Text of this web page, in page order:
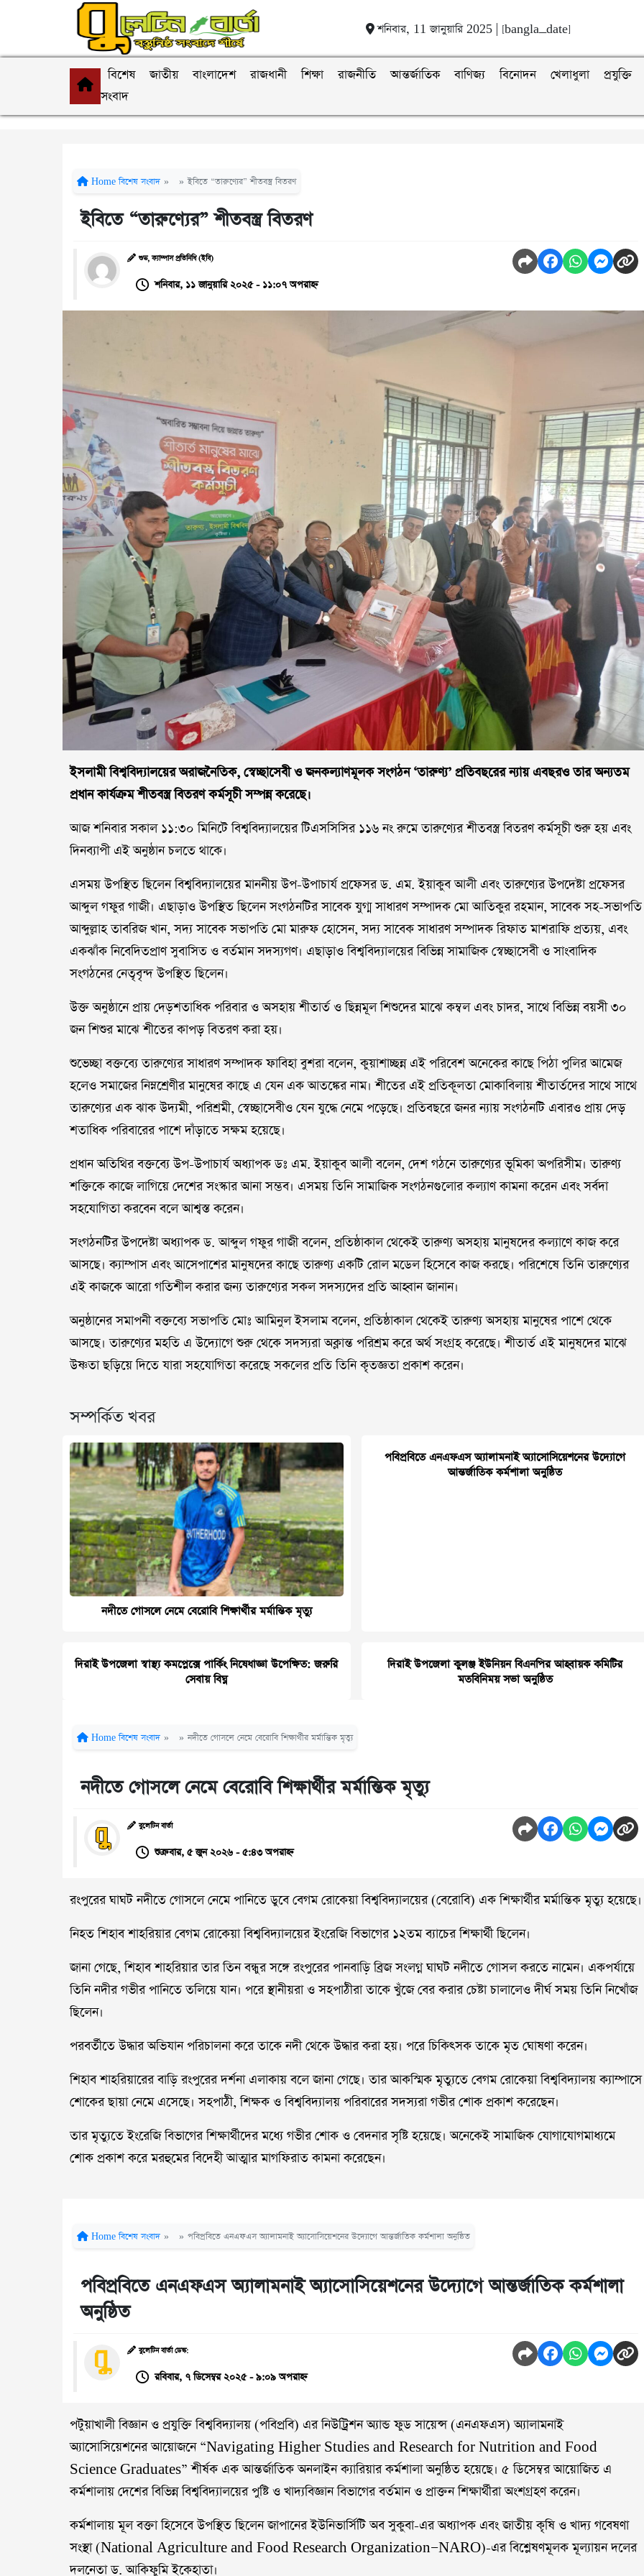
শনিবার, 11 জানুয়ারি 2025 | [bangla_date]
বিশেষ
সংবাদ
জাতীয় বাংলাদেশ রাজধানী শিক্ষা রাজনীতি আন্তর্জাতিক বাণিজ্য বিনোদন খেলাধুলা প্রযুক্তি
Home বিশেষ সংবাদ » » ইবিতে “তারুণ্যের” শীতবস্ত্র বিতরণ
ইবিতে “তারুণ্যের” শীতবস্ত্র বিতরণ
শুভ, ক্যাম্পাস প্রতিনিধি (ইবি)
শনিবার, ১১ জানুয়ারি ২০২৫ - ১১:০৭ অপরাহ্ন
ইসলামী বিশ্ববিদ্যালয়ের অরাজনৈতিক, স্বেচ্ছাসেবী ও জনকল্যাণমূলক সংগঠন ‘তারুণ্য’ প্রতিবছরের ন্যায় এবছরও তার অন্যতম
প্রধান কার্যক্রম শীতবস্ত্র বিতরণ কর্মসূচী সম্পন্ন করেছে।
আজ শনিবার সকাল ১১:৩০ মিনিটে বিশ্ববিদ্যালয়ের টিএসসিসির ১১৬ নং রুমে তারুণ্যের শীতবস্ত্র বিতরণ কর্মসূচী শুরু হয় এবং
দিনব্যাপী এই অনুষ্ঠান চলতে থাকে।
এসময় উপস্থিত ছিলেন বিশ্ববিদ্যালয়ের মাননীয় উপ-উপাচার্য প্রফেসর ড. এম. ইয়াকুব আলী এবং তারুণ্যের উপদেষ্টা প্রফেসর
আব্দুল গফুর গাজী। এছাড়াও উপস্থিত ছিলেন সংগঠনটির সাবেক যুগ্ম সাধারণ সম্পাদক মো আতিকুর রহমান, সাবেক সহ-সভাপতি
আব্দুল্লাহ তাবরিজ খান, সদ্য সাবেক সভাপতি মো মারুফ হোসেন, সদ্য সাবেক সাধারণ সম্পাদক রিফাত মাশরাফি প্রত্যয়, এবং
একঝাঁক নিবেদিতপ্রাণ সুবাসিত ও বর্তমান সদস্যগণ। এছাড়াও বিশ্ববিদ্যালয়ের বিভিন্ন সামাজিক স্বেচ্ছাসেবী ও সাংবাদিক
সংগঠনের নেতৃবৃন্দ উপস্থিত ছিলেন।
উক্ত অনুষ্ঠানে প্রায় দেড়শতাধিক পরিবার ও অসহায় শীতার্ত ও ছিন্নমূল শিশুদের মাঝে কম্বল এবং চাদর, সাথে বিভিন্ন বয়সী ৩০
জন শিশুর মাঝে শীতের কাপড় বিতরণ করা হয়।
শুভেচ্ছা বক্তব্যে তারুণ্যের সাধারণ সম্পাদক ফাবিহা বুশরা বলেন, কুয়াশাচ্ছন্ন এই পরিবেশ অনেকের কাছে পিঠা পুলির আমেজ
হলেও সমাজের নিম্নশ্রেণীর মানুষের কাছে এ যেন এক আতঙ্কের নাম। শীতের এই প্রতিকূলতা মোকাবিলায় শীতার্তদের সাথে সাথে
তারুণ্যের এক ঝাক উদ্যমী, পরিশ্রমী, স্বেচ্ছাসেবীও যেন যুদ্ধে নেমে পড়েছে। প্রতিবছরে জনর ন্যায় সংগঠনটি এবারও প্রায় দেড়
শতাধিক পরিবারের পাশে দাঁড়াতে সক্ষম হয়েছে।
প্রধান অতিথির বক্তব্যে উপ-উপাচার্য অধ্যাপক ডঃ এম. ইয়াকুব আলী বলেন, দেশ গঠনে তারুণ্যের ভূমিকা অপরিসীম। তারুণ্য
শক্তিকে কাজে লাগিয়ে দেশের সংস্কার আনা সম্ভব। এসময় তিনি সামাজিক সংগঠনগুলোর কল্যাণ কামনা করেন এবং সর্বদা
সহযোগিতা করবেন বলে আশ্বস্ত করেন।
সংগঠনটির উপদেষ্টা অধ্যাপক ড. আব্দুল গফুর গাজী বলেন, প্রতিষ্ঠাকাল থেকেই তারুণ্য অসহায় মানুষদের কল্যাণে কাজ করে
আসছে। ক্যাম্পাস এবং আসেপাশের মানুষদের কাছে তারুণ্য একটি রোল মডেল হিসেবে কাজ করছে। পরিশেষে তিনি তারুণ্যের
এই কাজকে আরো গতিশীল করার জন্য তারুণ্যের সকল সদস্যদের প্রতি আহ্বান জানান।
অনুষ্ঠানের সমাপনী বক্তব্যে সভাপতি মোঃ আমিনুল ইসলাম বলেন, প্রতিষ্ঠাকাল থেকেই তারুণ্য অসহায় মানুষের পাশে থেকে
আসছে। তারুণ্যের মহতি এ উদ্যোগে শুরু থেকে সদস্যরা অক্লান্ত পরিশ্রম করে অর্থ সংগ্রহ করেছে। শীতার্ত এই মানুষদের মাঝে
উষ্ণতা ছড়িয়ে দিতে যারা সহযোগিতা করেছে সকলের প্রতি তিনি কৃতজ্ঞতা প্রকাশ করেন।
সম্পর্কিত খবর
নদীতে গোসলে নেমে বেরোবি শিক্ষার্থীর মর্মান্তিক মৃত্যু
পবিপ্রবিতে এনএফএস অ্যালামনাই অ্যাসোসিয়েশনের উদ্যোগে
আন্তর্জাতিক কর্মশালা অনুষ্ঠিত
দিরাই উপজেলা স্বাস্থ্য কমপ্লেক্সে পার্কিং নিষেধাজ্ঞা উপেক্ষিত: জরুরি
সেবায় বিঘ্ন
দিরাই উপজেলা কুলঞ্জ ইউনিয়ন বিএনপির আহ্বায়ক কমিটির
মতবিনিময় সভা অনুষ্ঠিত
Home বিশেষ সংবাদ » » নদীতে গোসলে নেমে বেরোবি শিক্ষার্থীর মর্মান্তিক মৃত্যু
নদীতে গোসলে নেমে বেরোবি শিক্ষার্থীর মর্মান্তিক মৃত্যু
বুলেটিন বার্তা
শুক্রবার, ৫ জুন ২০২৬ - ৫:৪৩ অপরাহ্ন
রংপুরের ঘাঘট নদীতে গোসলে নেমে পানিতে ডুবে বেগম রোকেয়া বিশ্ববিদ্যালয়ের (বেরোবি) এক শিক্ষার্থীর মর্মান্তিক মৃত্যু হয়েছে।
নিহত শিহাব শাহরিয়ার বেগম রোকেয়া বিশ্ববিদ্যালয়ের ইংরেজি বিভাগের ১২তম ব্যাচের শিক্ষার্থী ছিলেন।
জানা গেছে, শিহাব শাহরিয়ার তার তিন বন্ধুর সঙ্গে রংপুরের পানবাড়ি ব্রিজ সংলগ্ন ঘাঘট নদীতে গোসল করতে নামেন। একপর্যায়ে
তিনি নদীর গভীর পানিতে তলিয়ে যান। পরে স্থানীয়রা ও সহপাঠীরা তাকে খুঁজে বের করার চেষ্টা চালালেও দীর্ঘ সময় তিনি নিখোঁজ
ছিলেন।
পরবর্তীতে উদ্ধার অভিযান পরিচালনা করে তাকে নদী থেকে উদ্ধার করা হয়। পরে চিকিৎসক তাকে মৃত ঘোষণা করেন।
শিহাব শাহরিয়ারের বাড়ি রংপুরের দর্শনা এলাকায় বলে জানা গেছে। তার আকস্মিক মৃত্যুতে বেগম রোকেয়া বিশ্ববিদ্যালয় ক্যাম্পাসে
শোকের ছায়া নেমে এসেছে। সহপাঠী, শিক্ষক ও বিশ্ববিদ্যালয় পরিবারের সদস্যরা গভীর শোক প্রকাশ করেছেন।
তার মৃত্যুতে ইংরেজি বিভাগের শিক্ষার্থীদের মধ্যে গভীর শোক ও বেদনার সৃষ্টি হয়েছে। অনেকেই সামাজিক যোগাযোগমাধ্যমে
শোক প্রকাশ করে মরহুমের বিদেহী আত্মার মাগফিরাত কামনা করেছেন।
Home বিশেষ সংবাদ » » পবিপ্রবিতে এনএফএস অ্যালামনাই অ্যাসোসিয়েশনের উদ্যোগে আন্তর্জাতিক কর্মশালা অনুষ্ঠিত
পবিপ্রবিতে এনএফএস অ্যালামনাই অ্যাসোসিয়েশনের উদ্যোগে আন্তর্জাতিক কর্মশালা
অনুষ্ঠিত
বুলেটিন বার্তা ডেস্ক:
রবিবার, ৭ ডিসেম্বর ২০২৫ - ৯:০৯ অপরাহ্ন
পটুয়াখালী বিজ্ঞান ও প্রযুক্তি বিশ্ববিদ্যালয় (পবিপ্রবি) এর নিউট্রিশন অ্যান্ড ফুড সায়েন্স (এনএফএস) অ্যালামনাই
অ্যাসোসিয়েশনের আয়োজনে “Navigating Higher Studies and Research for Nutrition and Food
Science Graduates” শীর্ষক এক আন্তর্জাতিক অনলাইন ক্যারিয়ার কর্মশালা অনুষ্ঠিত হয়েছে। ৫ ডিসেম্বর আয়োজিত এ
কর্মশালায় দেশের বিভিন্ন বিশ্ববিদ্যালয়ের পুষ্টি ও খাদ্যবিজ্ঞান বিভাগের বর্তমান ও প্রাক্তন শিক্ষার্থীরা অংশগ্রহণ করেন।
কর্মশালায় মূল বক্তা হিসেবে উপস্থিত ছিলেন জাপানের ইউনিভার্সিটি অব সুকুবা-এর অধ্যাপক এবং জাতীয় কৃষি ও খাদ্য গবেষণা
সংস্থা (National Agriculture and Food Research Organization—NARO)-এর বিশ্লেষণমূলক মূল্যায়ন দলের
দলনেতা ড. আকিফুমি ইকেহাতা।